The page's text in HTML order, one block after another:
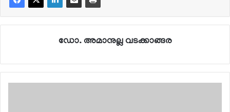
ഡോ. അമാനുല്ല വടക്കാങ്ങര